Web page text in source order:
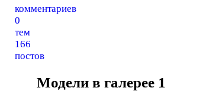
комментариев
0
тем
166
постов
Модели в галерее 1